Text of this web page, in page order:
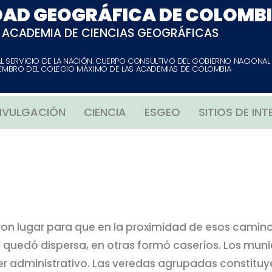
GEOGRÁFICA DE
ACADEMIA DE CIENCIAS GEOGRÁFICAS
SERVICIO DE LA NACIÓN. CUERPO CONSULTIVO DEL GOBIERNO NACIONAL
DEL COLEGIO MÁXIMO DE LAS ACADEMIAS DE COLOMBIA
CIENCIA ESGEO SITIOS DE
lugar para que en la proximidad de esos
dispersa, en otras formó caseríos. Los
administrativo. Las veredas agrupadas